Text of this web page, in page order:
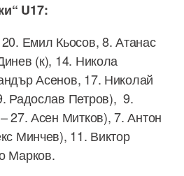
U17:
Емил Кьосов, 8. Атанас
(к), 14. Никола
Асенов, 17. Николай
Радослав Петров), 9.
27. Асен Митков), 7. Антон
Минчев), 11. Виктор
Марков.